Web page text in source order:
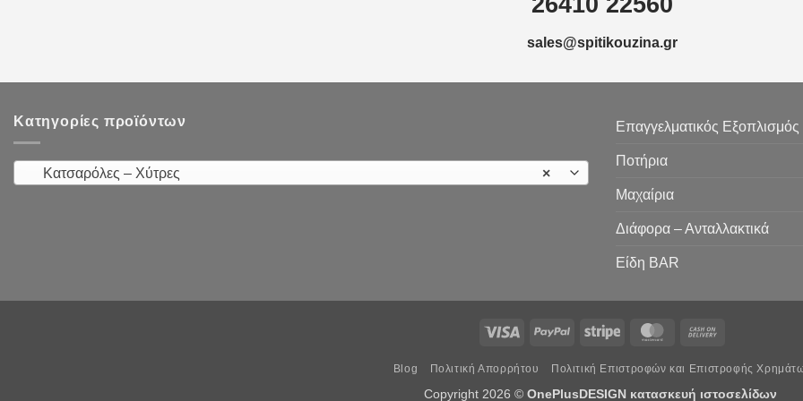
sales@spitikouzina.gr
Κατηγορίες προϊόντων
×
Κατσαρόλες – Χύτρες
Επαγγελματικός Εξοπλισμός
Ποτήρια
Μαχαίρια
Διάφορα – Ανταλλακτικά
Είδη ΒAR
Visa PayPal Stripe MasterCard
Delivery
Blog Πολιτική Απορρήτου Πολιτική Επιστροφών και Επιστροφής
Copyright 2026 © OnePlusDESIGN κατασκευή ιστοσελίδων